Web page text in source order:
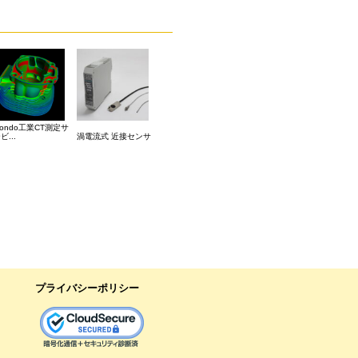
工業CT測定サ
...
渦電流式 近接センサ
プライバシーポリシー